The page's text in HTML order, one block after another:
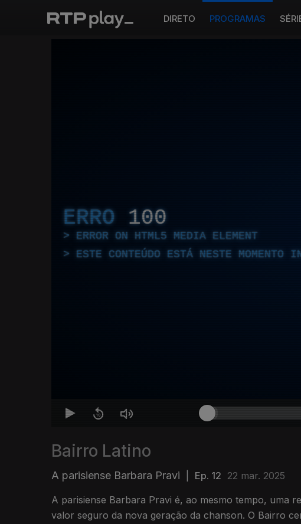
DIRETO PROGRAMAS
ERRO 100
ERROR ON HTML5 MEDIA ELEMENT
ESTE CONTEÚDO ESTÁ NESTE MOMENTO
Bairro Latino
A parisiense Barbara Pravi Ep. 12 22 mar. 2025
A parisiense Barbara Pravi é, ao mesmo tempo, uma
valor seguro da nova geração da chanson. O Bairro